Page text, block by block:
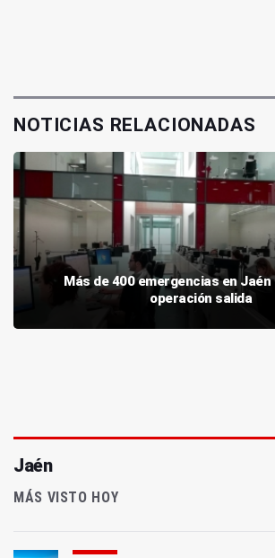
NOTICIAS RELACIONADAS
Más de 400 emergencias en
operación salida
Jaén
MÁS VISTO HOY